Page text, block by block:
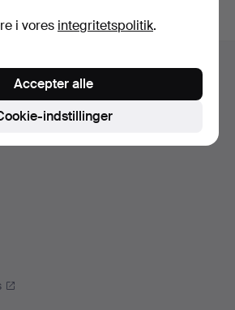
i vores integritetspolitik.
indstillinger
Accepter alle